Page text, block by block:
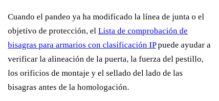
Cuando el pandeo ya ha modificado la línea de junta o el
objetivo de protección, el Lista de comprobación de
bisagras para armarios con clasificación IPpuede ayudar a
verificar la alineación de la puerta, la fuerza del pestillo,
los orificios de montaje y el sellado del lado de las
bisagras antes de la homologación.